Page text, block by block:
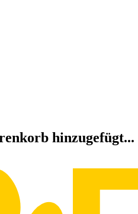
hinzugefügt...